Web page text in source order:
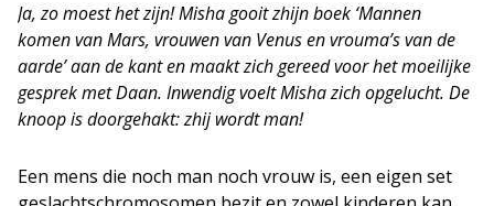
Ja, zo moest het zijn! Misha gooit zhijn boek ‘Mannen
komen van Mars, vrouwen van Venus en vrouma’s van de
aarde’ aan de kant en maakt zich gereed voor het moeilijke
gesprek met Daan. Inwendig voelt Misha zich opgelucht. De
knoop is doorgehakt: zhij wordt man!​
Een mens die noch man noch vrouw is, een eigen set